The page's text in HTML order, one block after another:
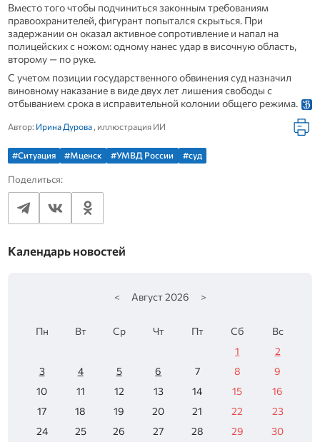
Вместо того чтобы подчиниться законным требованиям
правоохранителей, фигурант попытался скрыться. При
задержании он оказал активное сопротивление и напал на
полицейских с ножом: одному нанес удар в височную область,
второму — по руке.
С учетом позиции государственного обвинения суд назначил
виновному наказание в виде двух лет лишения свободы с
отбыванием срока в исправительной колонии общего режима.
Автор: Ирина Дурова, иллюстрация ИИ
#Ситуация #Мценск #УМВД России #суд
Поделиться:
Календарь новостей
< Август 2026 >
Пн Вт Ср Чт Пт Сб
Вс
1
2
3
4 5 6 7 8
9
10
11 12 13 14 15
16
17
18 19 20 21 22
23
24
25 26 27 28 29 30